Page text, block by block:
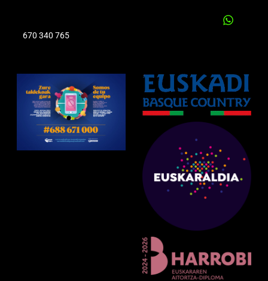
670 340 765